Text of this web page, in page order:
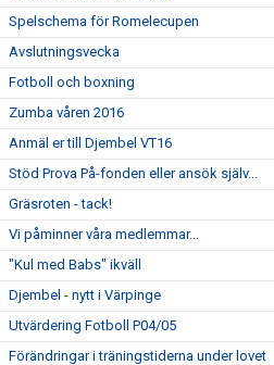
Spelschema för Romelecupen
Avslutningsvecka
Fotboll och boxning
Zumba våren 2016
Anmäl er till Djembel VT16
Stöd Prova På-fonden eller ansök själv...
Gräsroten - tack!
Vi påminner våra medlemmar...
"Kul med Babs" ikväll
Djembel - nytt i Värpinge
Utvärdering Fotboll P04/05
Förändringar i träningstiderna under lovet